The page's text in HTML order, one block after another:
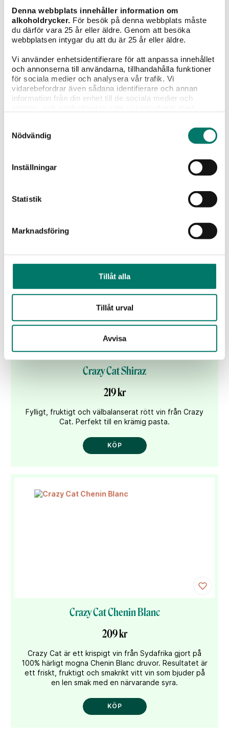
Denna webbplats innehåller information om
alkoholdrycker. För besök på denna webbplats måste
du därför vara 25 år eller äldre. Genom att besöka
webbplatsen intygar du att du är 25 år eller äldre.
Vi använder enhetsidentifierare för att anpassa innehållet
och annonserna till användarna, tillhandahålla funktioner
för sociala medier och analysera vår trafik. Vi
vidarebefordrar även sådana identifierare och annan
information från din enhet till de sociala medier och
information som du har tillhandahållit eller som de har
samlat in när du har använt deras tjänster.
Nödvändig
Inställningar
Statistik
Marknadsföring
Tillåt alla
Tillåt urval
Avvisa
Nyheten Crazy Cat Kitten Rosé Organic är ett
bedårande rosévin som är precis som ett rosévin ska
Crazy Cat Shiraz
219 kr
Fylligt, fruktigt och välbalanserat rött vin från Crazy
Cat. Perfekt till en krämig pasta.
KÖP
Crazy Cat Chenin Blanc
209 kr
Crazy Cat är ett krispigt vin från Sydafrika gjort på
100% härligt mogna Chenin Blanc druvor. Resultatet är
ett friskt, fruktigt och smakrikt vitt vin som bjuder på
en len smak med en närvarande syra.
KÖP